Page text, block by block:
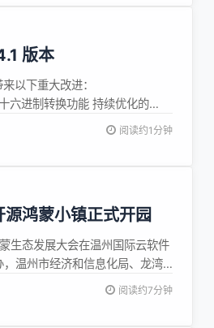
版本
以下重大改进：
进制转换功能 持续优化的
Web 标准 API： 权限模型新增
阅读约1分钟
鸿蒙小镇正式开园
生态发展大会在温州国际云软件
温州市经济和信息化局、龙湾
提供支持，汇聚政产学研用各
阅读约7分钟